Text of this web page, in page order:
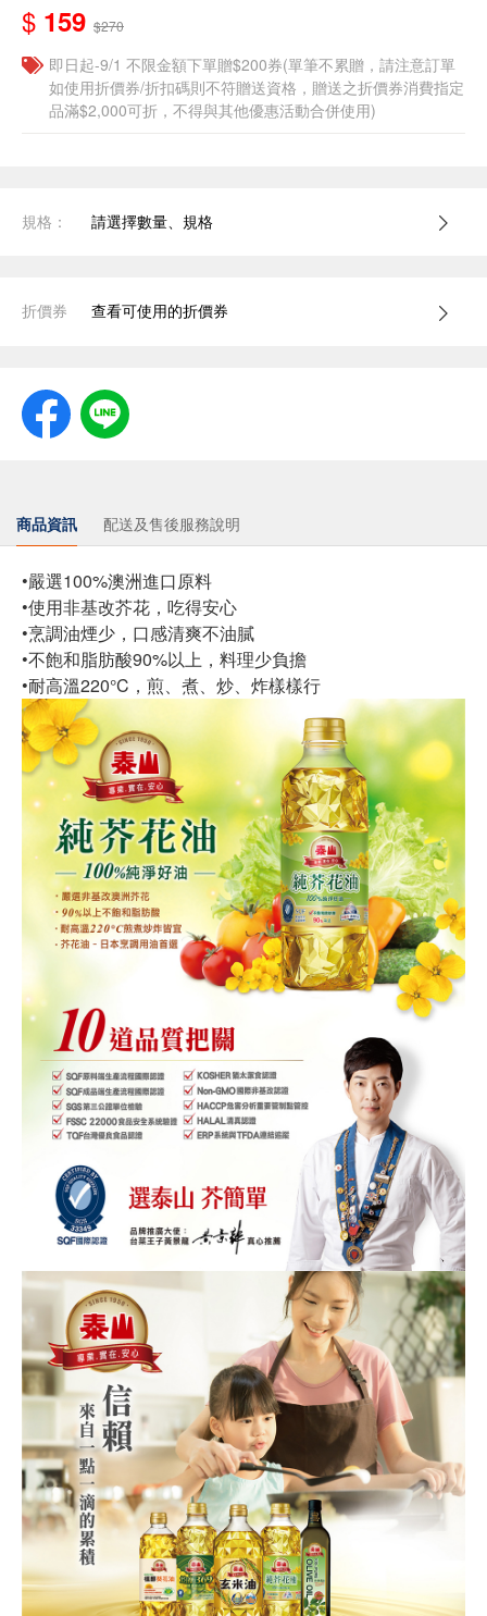
$ 159 $270
即日起-9/1 不限金額下單贈$200券(單筆不累贈，請注意訂單
如使用折價券/折扣碼則不符贈送資格，贈送之折價券消費指定
品滿$2,000可折，不得與其他優惠活動合併使用)
規格： 請選擇數量、規格
折價券 查看可使用的折價券
商品資訊 配送及售後服務說明
•嚴選100%澳洲進口原料
•使用非基改芥花，吃得安心
•烹調油煙少，口感清爽不油膩
•不飽和脂肪酸90%以上，料理少負擔
•耐高溫220°C，煎、煮、炒、炸樣樣行